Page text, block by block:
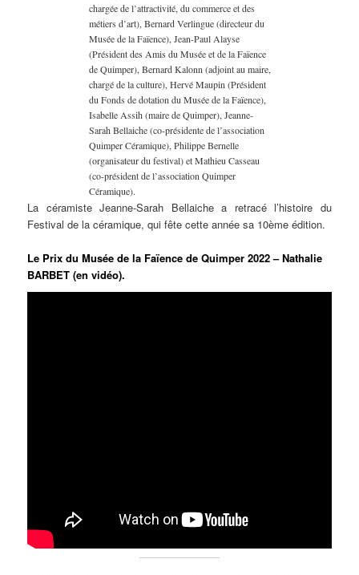
chargée de l’attractivité, du commerce et des
métiers d’art), Bernard Verlingue (directeur du
Musée de la Faïence), Jean-Paul Alayse
(Président des Amis du Musée et de la Faïence
de Quimper), Bernard Kalonn (adjoint au maire,
chargé de la culture), Hervé Maupin (Président
du Fonds de dotation du Musée de la Faïence),
Isabelle Assih (maire de Quimper), Jeanne-
Sarah Bellaiche (co-présidente de l’association
Quimper Céramique), Philippe Bernelle
(organisateur du festival) et Mathieu Casseau
(co-président de l’association Quimper
Céramique).
La céramiste Jeanne-Sarah Bellaiche a retracé l’histoire du
Festival de la céramique, qui fête cette année sa 10ème édition.
Le Prix du Musée de la Faïence de Quimper 2022 – Nathalie
BARBET (en vidéo).